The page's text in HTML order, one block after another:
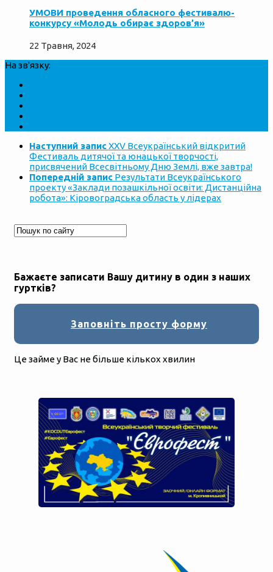
УМОВИ проведення обласного фестивалю-
конкурсу «Молодь обирає здоров’я»
22 Травня, 2024
На зв'язку:
Наступний записXXV Всеукраїнський відкритий
Фестиваль дитячої та юнацької творчості,
присвячений Всесвітньому Дню Землі, вже завтра!
Попередній запис Результати Всеукраїнського
проекту «Заклади позашкільної освіти: Дистанційна
робота»: Кіровоградська область у лідерах
Бажаєте записати Вашу дитину в один з наших
гуртків?
Заповніть просту форму
Це займе у Вас не більше кількох хвилин